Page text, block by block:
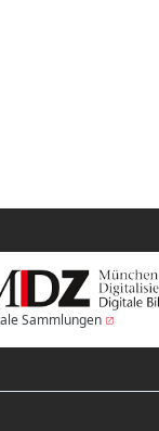
Sammlungen